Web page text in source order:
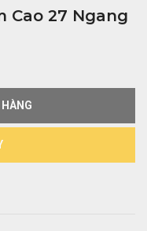
Cao 27 Ngang